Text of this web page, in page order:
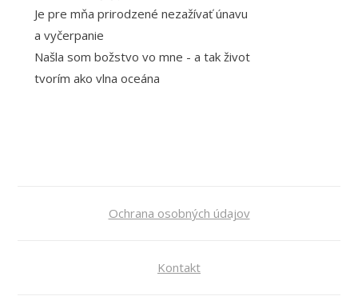
Je pre mňa prirodzené nezažívať únavu
a vyčerpanie
Našla som božstvo vo mne - a tak život
tvorím ako vlna oceána
Ochrana osobných údajov
Kontakt